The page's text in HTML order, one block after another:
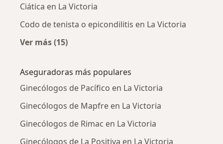
Ciática en La Victoria
Codo de tenista o epicondilitis en La Victoria
Ver más (15)
Aseguradoras más populares
Ginecólogos de Pacífico en La Victoria
Ginecólogos de Mapfre en La Victoria
Ginecólogos de Rimac en La Victoria
Ginecólogos de La Positiva en La Victoria